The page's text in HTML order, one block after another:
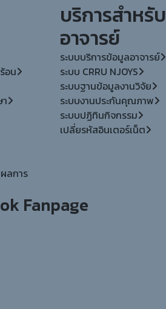
อน
ลการ
บริการสำหรับ
อาจารย์
ระบบบริการข้อมูลอาจารย์
ระบบ CRRU NJOYS
ระบบฐานข้อมูลงานวิจัย
ระบบงานประกันคุณภาพ
ระบบปฏิทินกิจกรรม
เปลี่ยรหัสอินเตอร์เน็ต
Fanpage